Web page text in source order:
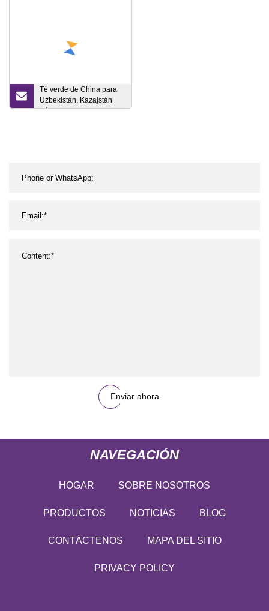
Té verde de China para
Uzbekistán, Kazajstán
Pólvora 9501, 3505, 9374
Enviar ahora
NAVEGACIÓN
HOGAR SOBRE NOSOTROS
PRODUCTOS NOTICIAS BLOG
CONTÁCTENOS MAPA DEL SITIO
PRIVACY POLICY